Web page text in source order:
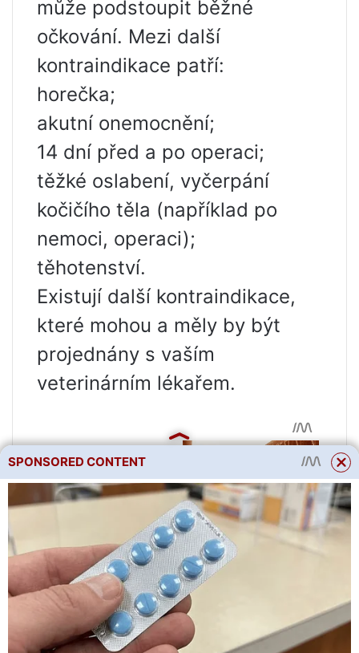
může podstoupit běžné
očkování. Mezi další
kontraindikace patří:
horečka;
akutní onemocnění;
14 dní před a po operaci;
těžké oslabení, vyčerpání
kočičího těla (například po
nemoci, operaci);
těhotenství.
Existují další kontraindikace,
které mohou a měly by být
projednány s vaším
veterinárním lékařem.
SPONSORED CONTENT